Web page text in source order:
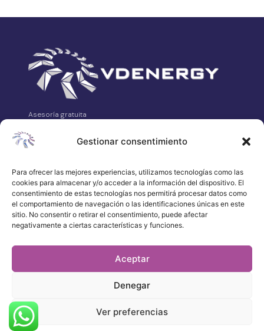
Gestionar consentimiento
Para ofrecer las mejores experiencias, utilizamos tecnologías como las
cookies para almacenar y/o acceder a la información del dispositivo. El
consentimiento de estas tecnologías nos permitirá procesar datos como
el comportamiento de navegación o las identificaciones únicas en este
sitio. No consentir o retirar el consentimiento, puede afectar
negativamente a ciertas características y funciones.
Aceptar
Denegar
Ver preferencias
Asesoría gratuita
Analizamos, comparamos y gestionamos tus contratos de
658 315 539
·
WhatsApp
atencionalcliente@vdenergy.es
© 2026 VDEnergy. Todos los derechos
reservados.
Política de privacidad